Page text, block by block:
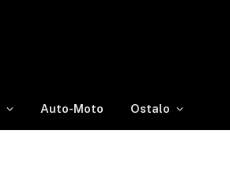
Auto-Moto Ostalo